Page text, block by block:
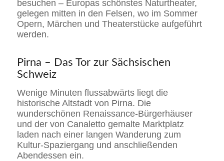
besuchen – Europas schönstes Naturtheater,
gelegen mitten in den Felsen, wo im Sommer
Opern, Märchen und Theaterstücke aufgeführt
werden.
Pirna – Das Tor zur Sächsischen
Schweiz
Wenige Minuten flussabwärts liegt die
historische Altstadt von Pirna. Die
wunderschönen Renaissance-Bürgerhäuser
und der von Canaletto gemalte Marktplatz
laden nach einer langen Wanderung zum
Kultur-Spaziergang und anschließenden
Abendessen ein.